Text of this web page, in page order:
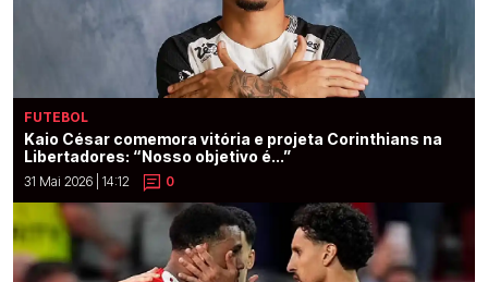
FUTEBOL
Kaio César comemora vitória e projeta Corinthians na
Libertadores: “Nosso objetivo é...”
31 Mai 2026 | 14:12 0